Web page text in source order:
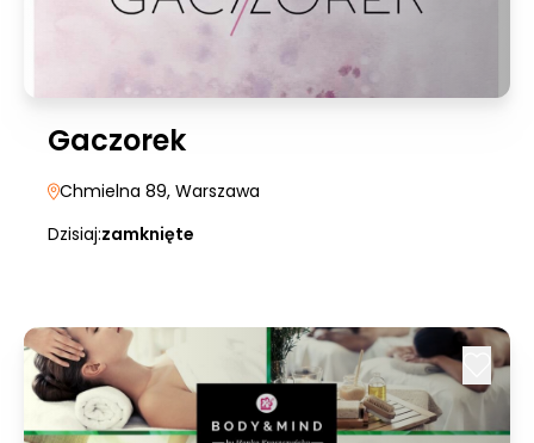
Gaczorek
Chmielna 89, Warszawa
Dzisiaj:zamknięte